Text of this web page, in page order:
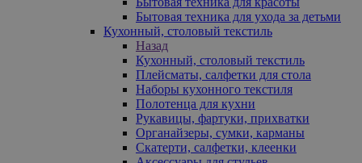
Бытовая техника для ухода за детьми
Кухонный, столовый текстиль
Назад
Кухонный, столовый текстиль
Плейсматы, салфетки для стола
Наборы кухонного текстиля
Полотенца для кухни
Рукавицы, фартуки, прихватки
Органайзеры, сумки, карманы
Скатерти, салфетки, клеенки